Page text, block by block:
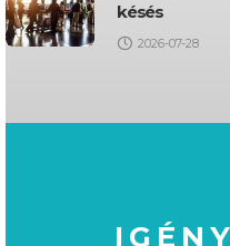
késés
2026-07-28